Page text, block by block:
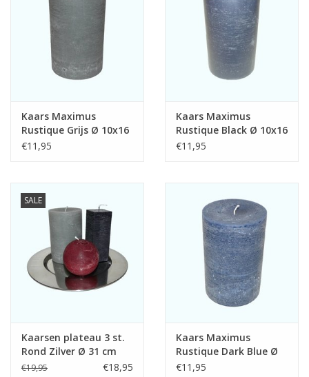
Ecologische Kaarsen
Kerst Kaarsen
Kaars Maximus
Rustique Grijs Ø 10x16
cm
€11,95
Kaars Maximus
Rustique Black Ø 10x16
cm
€11,95
SALE
Kaarsen plateau 3 st.
Rond Zilver Ø 31 cm
€19,95 €18,95
Kaars Maximus
Rustique Dark Blue Ø
10x16 cm
€11,95